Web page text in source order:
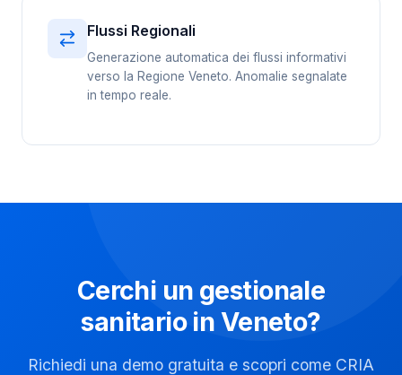
Flussi Regionali
Generazione automatica dei flussi informativi
verso la Regione Veneto. Anomalie segnalate
in tempo reale.
Cerchi un gestionale
sanitario in Veneto?
Richiedi una demo gratuita e scopri come CRIA